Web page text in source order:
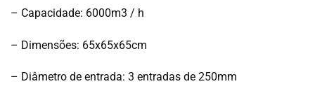
– Capacidade: 6000m3 / h
– Dimensões: 65x65x65cm
– Diâmetro de entrada: 3 entradas de 250mm